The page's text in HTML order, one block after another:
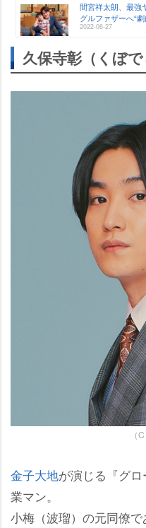
間宮祥太朗、最強
グルファザーへ“
2022-06-27
久保寺彰（くぼ
（
金子大地が演じる『グ
業マン。
小梅（波瑠）の元同僚